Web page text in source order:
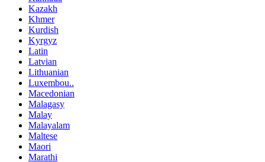
Kazakh
Khmer
Kurdish
Kyrgyz
Latin
Latvian
Lithuanian
Luxembou..
Macedonian
Malagasy
Malay
Malayalam
Maltese
Maori
Marathi